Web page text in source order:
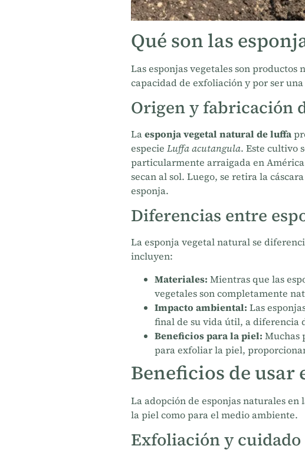
Qué son las
Las esponjas vegetales son
capacidad de exfoliación y por ser
Origen y fabricación
Laesponja vegetal natural de luffa
especie Luffa acutangula. Este cultivo
particularmente arraigada en
secan al sol. Luego, se retira la
esponja.
Diferencias entre
La esponja vegetal natural se
incluyen:
Materiales: Mientras que las
vegetales son completamente
Impacto ambiental: Las
final de su vida útil, a diferencia
Beneficios para la piel: Muchas
para exfoliar la piel,
Beneficios de usar
La adopción de esponjas naturales
la piel como para el medio ambiente.
Exfoliación y